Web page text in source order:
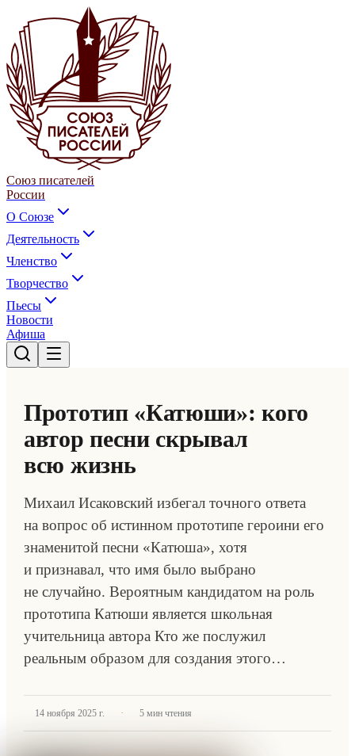
Союз писателей
России
О Союзе
Деятельность
Членство
Творчество
Пьесы
Новости
Афиша
Прототип «Катюши»: кого
автор песни скрывал
всю жизнь
Михаил Исаковский избегал точного ответа
на вопрос об истинном прототипе героини его
знаменитой песни «Катюша», хотя
и признавал, что имя было выбрано
не случайно. Вероятным кандидатом на роль
прототипа Катюши является школьная
учительница автора Кто же послужил
реальным образом для создания этого…
14 ноября 2025 г. · 5 мин чтения